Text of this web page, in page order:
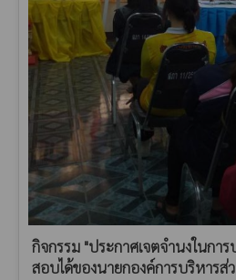
กิจกรรม "ประกาศเจตจำนงในกา
สอบได้ของนายกองค์การบริหารส่